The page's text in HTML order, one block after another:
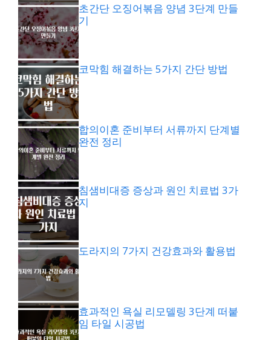
초간단 오징어볶음 양념 3단계 만들
기
코막힘 해결하는 5가지 간단 방법
합의이혼 준비부터 서류까지 단계별
완전 정리
침샘비대증 증상과 원인 치료법 3가
지
도라지의 7가지 건강효과와 활용법
효과적인 욕실 리모델링 3단계 떠붙
임 타일 시공법